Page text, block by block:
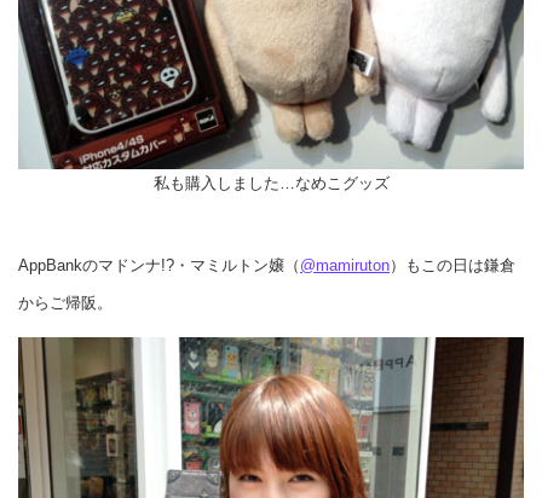
私も購入しました…なめこグッズ
AppBankのマドンナ!?・マミルトン嬢（ @mamiruton）もこの日は鎌倉
からご帰阪。